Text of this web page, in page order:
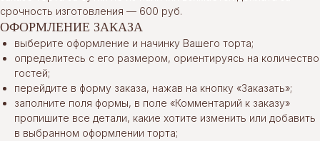
срочность изготовления — 600 руб.
ОФОРМЛЕНИЕ ЗАКАЗА
выберите оформление и начинку Вашего торта;
определитесь с его размером, ориентируясь на количество
гостей;
перейдите в форму заказа, нажав на кнопку «Заказать»;
заполните поля формы, в поле «Комментарий к заказу»
пропишите все детали, какие хотите изменить или добавить
в выбранном оформлении торта;